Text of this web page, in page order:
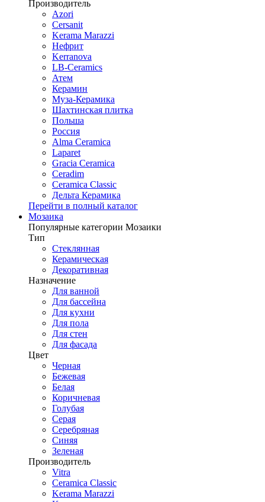
Производитель
Azori
Cersanit
Kerama Marazzi
Нефрит
Kerranova
LB-Ceramics
Атем
Керамин
Муза-Керамика
Шахтинская плитка
Польша
Россия
Alma Ceramica
Laparet
Gracia Ceramica
Ceradim
Ceramica Classic
Дельта Керамика
Перейти в полный каталог
Мозаика
Популярные категории Мозаики
Тип
Стеклянная
Керамическая
Декоративная
Назначение
Для ванной
Для бассейна
Для кухни
Для пола
Для стен
Для фасада
Цвет
Черная
Бежевая
Белая
Коричневая
Голубая
Серая
Серебряная
Синяя
Зеленая
Производитель
Vitra
Ceramica Classic
Kerama Marazzi